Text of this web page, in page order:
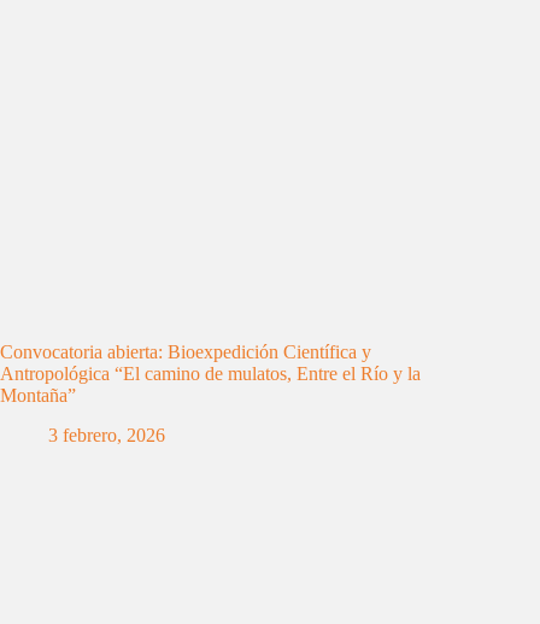
Convocatoria abierta: Bioexpedición Científica y
Antropológica “El camino de mulatos, Entre el Río y la
Montaña”
3 febrero, 2026